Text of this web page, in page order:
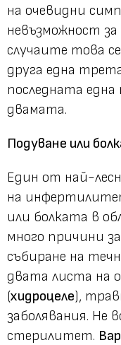
на очевидни
невъзможност
случаите това
друга една
последната
двамата.
Подуване или
Един от най-
на
или болката в
много причини
събиране на
двата листа на
(хидроцеле),
заболявания. Не
стерилитет.